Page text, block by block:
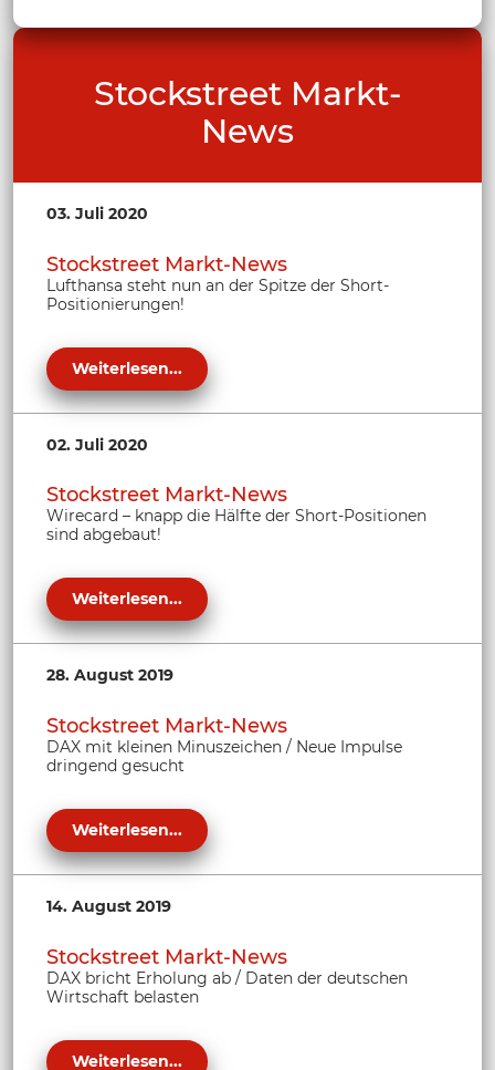
Stockstreet Markt-
News
03. Juli 2020
Stockstreet Markt-News
Lufthansa steht nun an der Spitze der Short-
Positionierungen!
Weiterlesen...
02. Juli 2020
Stockstreet Markt-News
Wirecard – knapp die Hälfte der Short-Positionen
sind abgebaut!
Weiterlesen...
28. August 2019
Stockstreet Markt-News
DAX mit kleinen Minuszeichen / Neue Impulse
dringend gesucht
Weiterlesen...
14. August 2019
Stockstreet Markt-News
DAX bricht Erholung ab / Daten der deutschen
Wirtschaft belasten
Weiterlesen...